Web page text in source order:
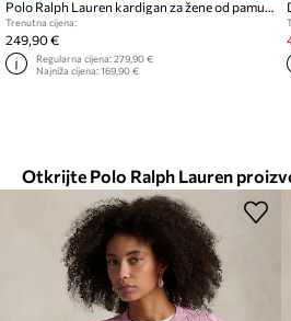
Trenutna cijena:
249,90 €
Regularna cijena:279,90 €
Najniža cijena:169,90 €
Otkrijte Polo Ralph Lauren